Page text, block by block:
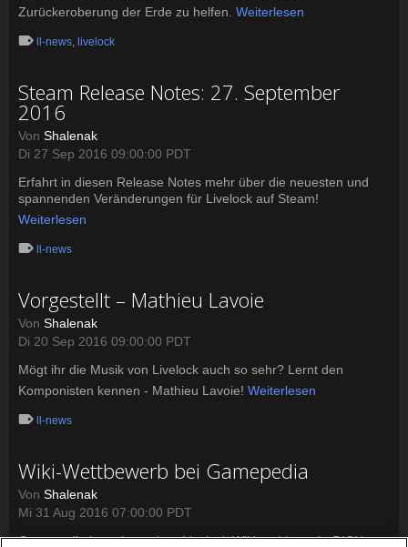
Zurückeroberung der Erde zu helfen. Weiterlesen
ll-news, livelock
Steam Release Notes: 27. September
2016
Von Shalenak
Di 27 Sep 2016 09:00:00 PDT
Erfahrt in diesen Release Notes mehr über die neuesten und
spannenden Veränderungen für Livelock auf Steam!
Weiterlesen
ll-news
Vorgestellt – Mathieu Lavoie
Von Shalenak
Di 20 Sep 2016 09:00:00 PDT
Mögt ihr die Musik von Livelock auch so sehr? Lernt den
Komponisten kennen - Mathieu Lavoie! Weiterlesen
ll-news
Wiki-Wettbewerb bei Gamepedia
Von Shalenak
Mi 31 Aug 2016 07:00:00 PDT
Gamepedia bastelt an einer Livelock Wiki und braucht DICH, um